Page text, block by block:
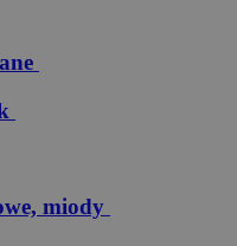
miody